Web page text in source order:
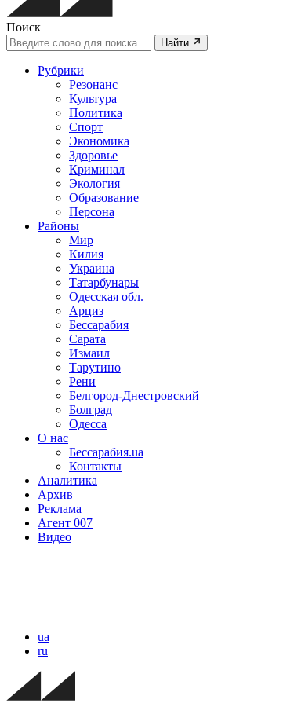
Поиск
Найти
Рубрики
Резонанс
Культура
Политика
Спорт
Экономика
Здоровье
Криминал
Экология
Образование
Персона
Районы
Мир
Килия
Украина
Татарбунары
Одесская обл.
Арциз
Бессарабия
Сарата
Измаил
Тарутино
Рени
Белгород-Днестровский
Болград
Одесса
О нас
Бессарабия.ua
Контакты
Аналитика
Архив
Реклама
Агент 007
Видео
ua
ru